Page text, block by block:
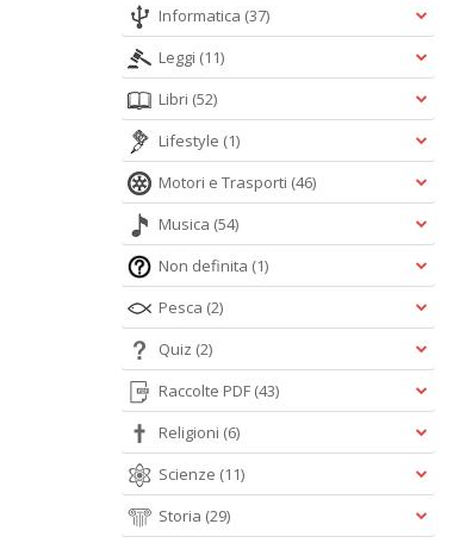
Informatica (37)
Leggi (11)
Libri (52)
Lifestyle (1)
Motori e Trasporti (46)
Musica (54)
Non definita (1)
Pesca (2)
Quiz (2)
Raccolte PDF (43)
Religioni (6)
Scienze (11)
Storia (29)